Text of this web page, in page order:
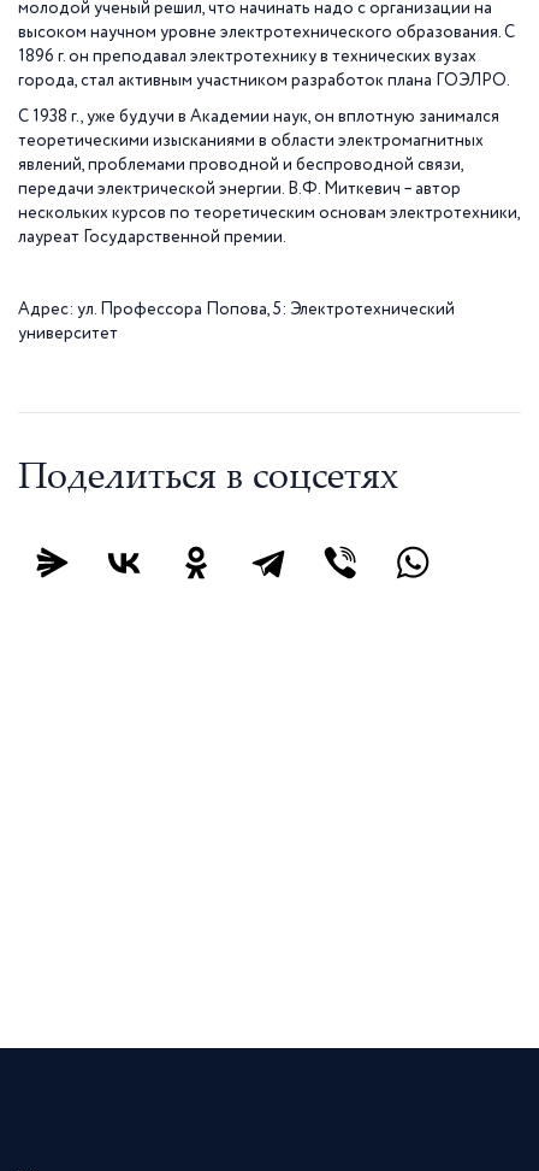
молодой ученый решил, что начинать надо с организации на
высоком научном уровне электротехнического образования. С
1896 г. он преподавал электротехнику в технических вузах
города, стал активным участником разработок плана ГОЭЛРО.
С 1938 г., уже будучи в Академии наук, он вплотную занимался
теоретическими изысканиями в области электромагнитных
явлений, проблемами проводной и беспроводной связи,
передачи электрической энергии. В.Ф. Миткевич – автор
нескольких курсов по теоретическим основам электротехники,
лауреат Государственной премии.
Адрес: ул. Профессора Попова, 5: Электротехнический
университет
Поделиться в соцсетях